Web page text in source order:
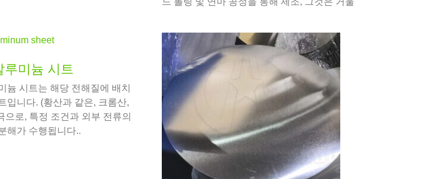
루미늄 시트
늄 시트는 해당 전해질에 배치
입니다. (황산과 같은, 크롬산,
으로, 특정 조건과 외부 전류의
해가 수행됩니다..